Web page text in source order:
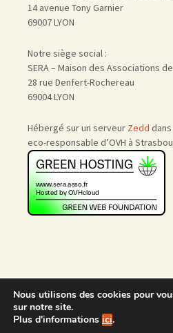
14 avenue Tony Garnier
69007 LYON
Notre siège social :
SERA – Maison des Associations
28 rue Denfert-Rochereau
69004 LYON
Hébergé sur un serveur Zedd
eco-responsable d’OVH à
Accueil | Nous
Nous utilisons des cookies pour
sur notre site.
Plus d'informations ici.